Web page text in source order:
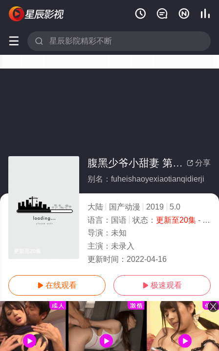
   
 
 分享
腹黑少爷小甜妻 第二季
别名：fuheishaoyexiaotianqidierji
大陆 国产动漫 2019
5.0
语言： 国语 状态： 更新至20集- 免费在线观看
导演： 未知
主演： 未录入
更新时间： 2022-04-16
 在线观看  极速观看